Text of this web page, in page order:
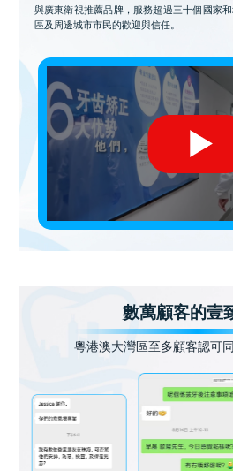
與廣東衛視推薦品牌，服務超過三十個國家
區及周邊城市市民的歡迎與信任。
數萬顧客的壹
粵港澳大灣區至多顧客認可